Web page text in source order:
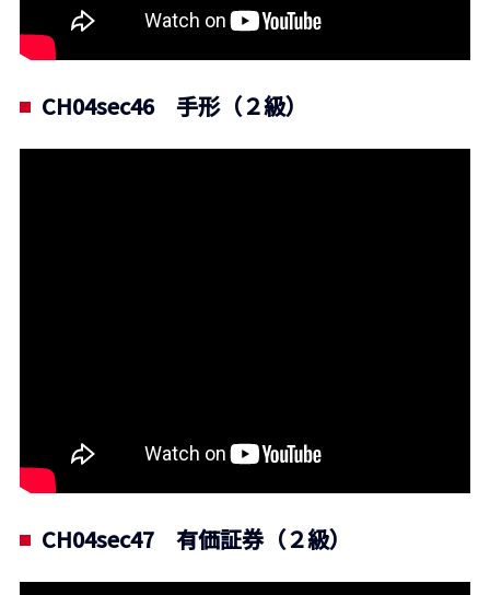
CH04sec46 手形（２級）
CH04sec47 有価証券（２級）